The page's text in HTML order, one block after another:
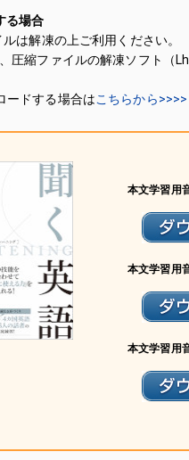
る場合
は解凍の上ご利用ください。
圧縮ファイルの解凍ソフト（
ードする場合はこちらから>>>>
本文学習用
本文学習用
本文学習用